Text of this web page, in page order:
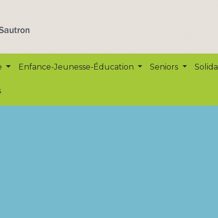
Enfance-Jeunesse-Éducation Seniors